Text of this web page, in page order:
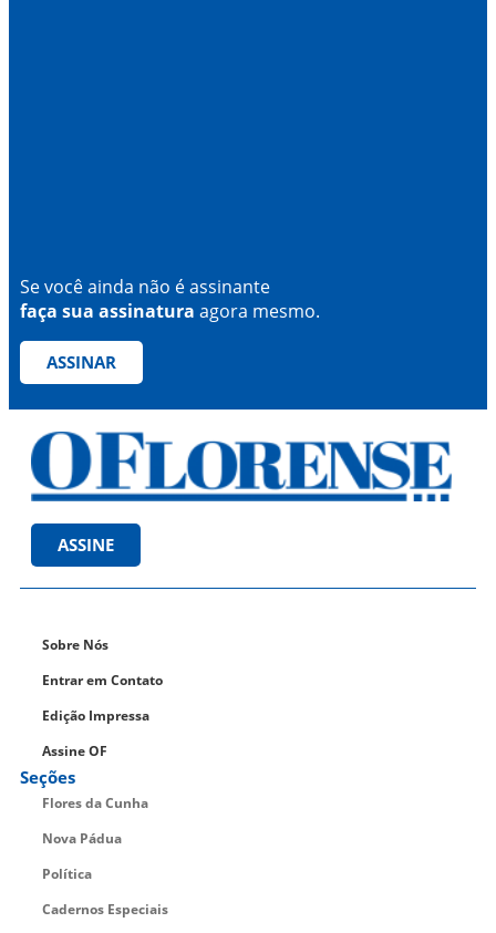
Se você ainda não é assinante
faça sua assinatura agora mesmo.
ASSINAR
ASSINE
Sobre Nós
Entrar em Contato
Edição Impressa
Assine OF
Seções
Flores da Cunha
Nova Pádua
Política
Cadernos Especiais